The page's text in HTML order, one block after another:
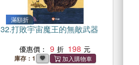
滿額折
32.打敗宇宙魔王的無敵武器
優惠價： 9 198
庫存：1